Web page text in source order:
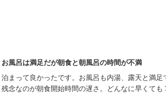
お風呂は満足だが朝食と朝風呂の時間が不満
泊まって良かったです。お風呂も内湯、露天と満足
残念なのが朝食開始時間の遅さ。どんなに早くて